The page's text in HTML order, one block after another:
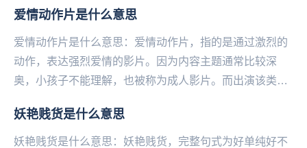
爱情动作片是什么意思
爱情动作片是什么意思：爱情动作片，指的是通过激烈的
动作，表达强烈爱情的影片。因为内容主题通常比较深
奥，小孩子不能理解，也被称为成人影片。而出演该类影
妖艳贱货是什么意思
妖艳贱货是什么意思：妖艳贱货，完整句式为好单纯好不